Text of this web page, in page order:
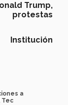
Trump,
protestas
Institución
a
Tec